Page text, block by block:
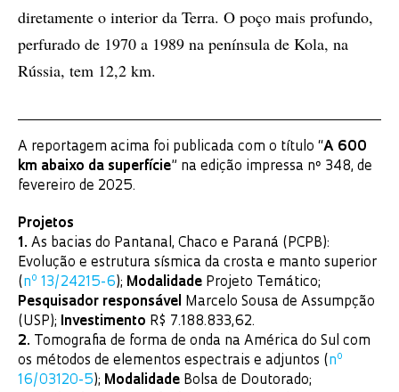
diretamente o interior da Terra. O poço mais profundo,
perfurado de 1970 a 1989 na península de Kola, na
Rússia, tem 12,2 km.
A reportagem acima foi publicada com o título “A 600
km abaixo da superfície” na edição impressa nº 348, de
fevereiro de 2025.
Projetos
1. As bacias do Pantanal, Chaco e Paraná (PCPB):
Evolução e estrutura sísmica da crosta e manto superior
( no 13/24215-6 ); Modalidade Projeto Temático;
Pesquisador responsável
Marcelo Sousa de Assumpção
(USP);
Investimento R$ 7.188.833,62.
2.
Tomografia de forma de onda na América do Sul com
os métodos de elementos espectrais e adjuntos ( no
16/03120-5 ); Modalidade Bolsa de Doutorado;